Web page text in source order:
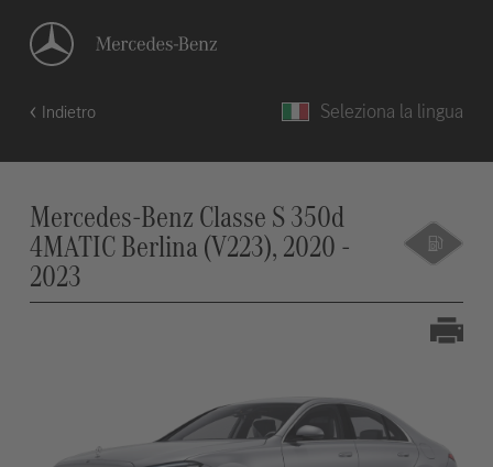
Indietro Seleziona la lingua
Mercedes-Benz Classe S 350d
4MATIC Berlina (V223), 2020 -
2023